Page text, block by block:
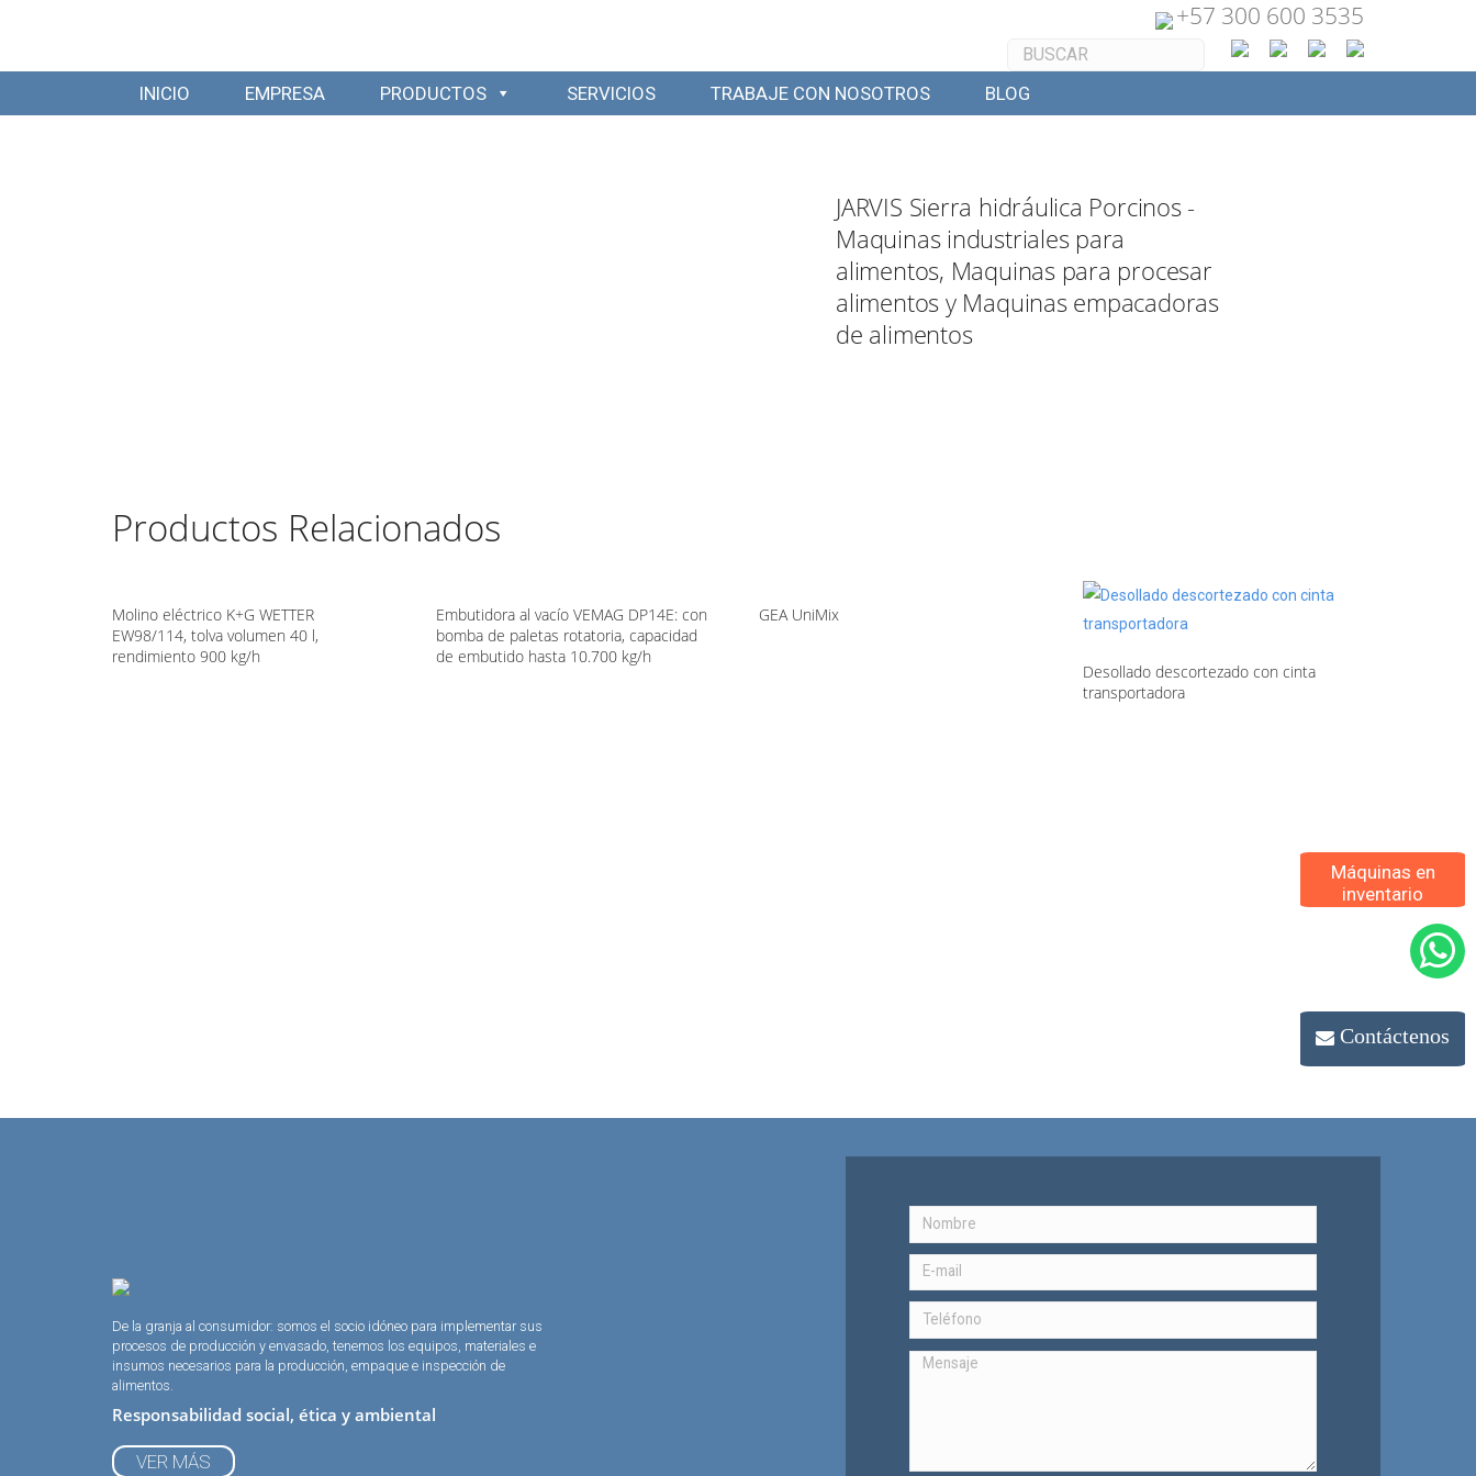
+57 300 600 3535
INICIO EMPRESA PRODUCTOS SERVICIOS TRABAJE CON NOSOTROS BLOG
Contáctenos
Máquinas en
inventario
JARVIS Sierra hidráulica Porcinos -
Maquinas industriales para
alimentos, Maquinas para procesar
alimentos y Maquinas empacadoras
de alimentos
Productos Relacionados
Molino eléctrico K+G WETTER
EW98/114, tolva volumen 40 l,
rendimiento 900 kg/h
Embutidora al vacío VEMAG DP14E: con
bomba de paletas rotatoria, capacidad
de embutido hasta 10.700 kg/h
GEA UniMix
Desollado descortezado con cinta
transportadora
De la granja al consumidor: somos el socio idóneo para implementar sus
procesos de producción y envasado, tenemos los equipos, materiales e
insumos necesarios para la producción, empaque e inspección de
alimentos.
Responsabilidad social, ética y ambiental
VER MÁS